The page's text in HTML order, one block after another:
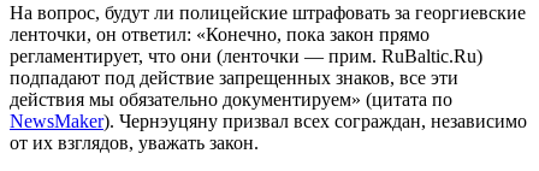
На вопрос, будут ли полицейские штрафовать за георгиевские
ленточки, он ответил: «Конечно, пока закон прямо
регламентирует, что они (ленточки — прим. RuBaltic.Ru)
подпадают под действие запрещенных знаков, все эти
действия мы обязательно документируем» (цитата по
NewsMaker). Чернэуцяну призвал всех сограждан, независимо
от их взглядов, уважать закон.